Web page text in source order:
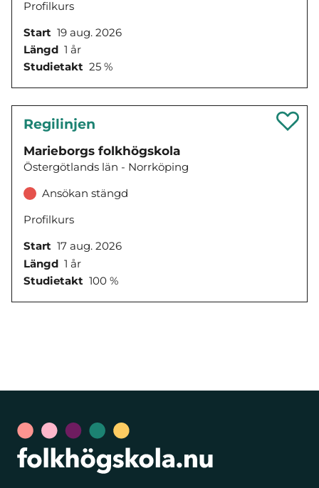
Profilkurs
Start 19 aug. 2026
Längd 1 år
Studietakt 25 %
Regilinjen
Marieborgs folkhögskola
Östergötlands län - Norrköping
Ansökan stängd
Profilkurs
Start 17 aug. 2026
Längd 1 år
Studietakt 100 %